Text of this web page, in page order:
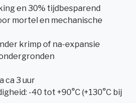
en 30% tijdbesparend
mortel en mechanische
krimp of na-expansie
ca 3 uur
-40 tot +90°C (+130°C bij